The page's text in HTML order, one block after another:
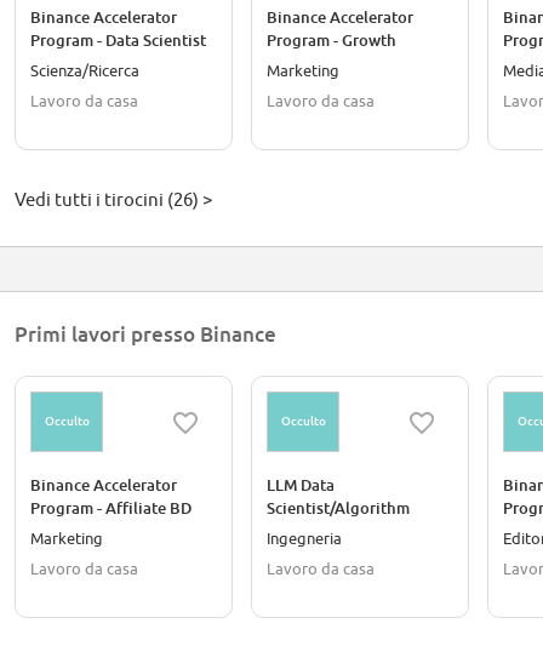
Binance Accelerator
Program - Data Scientist
(User Growth)
Scienza/Ricerca
Lavoro da casa
Binance Accelerator
Program - Growth
Marketing (MENA)
Marketing
Lavoro da casa
Vedi tutti i tirocini (26) >
Primi lavori presso Binance
Occulto
Binance Accelerator
Program - Affiliate BD
Marketing
Lavoro da casa
Occulto
LLM Data
Scientist/Algorithm
Engineer (Fully Remote)
Ingegneria
Lavoro da casa